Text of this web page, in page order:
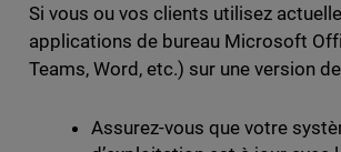
Si vous ou vos clients utilisez
applications de bureau Microsoft
Teams, Word, etc.) sur une version
Assurez-vous que votre